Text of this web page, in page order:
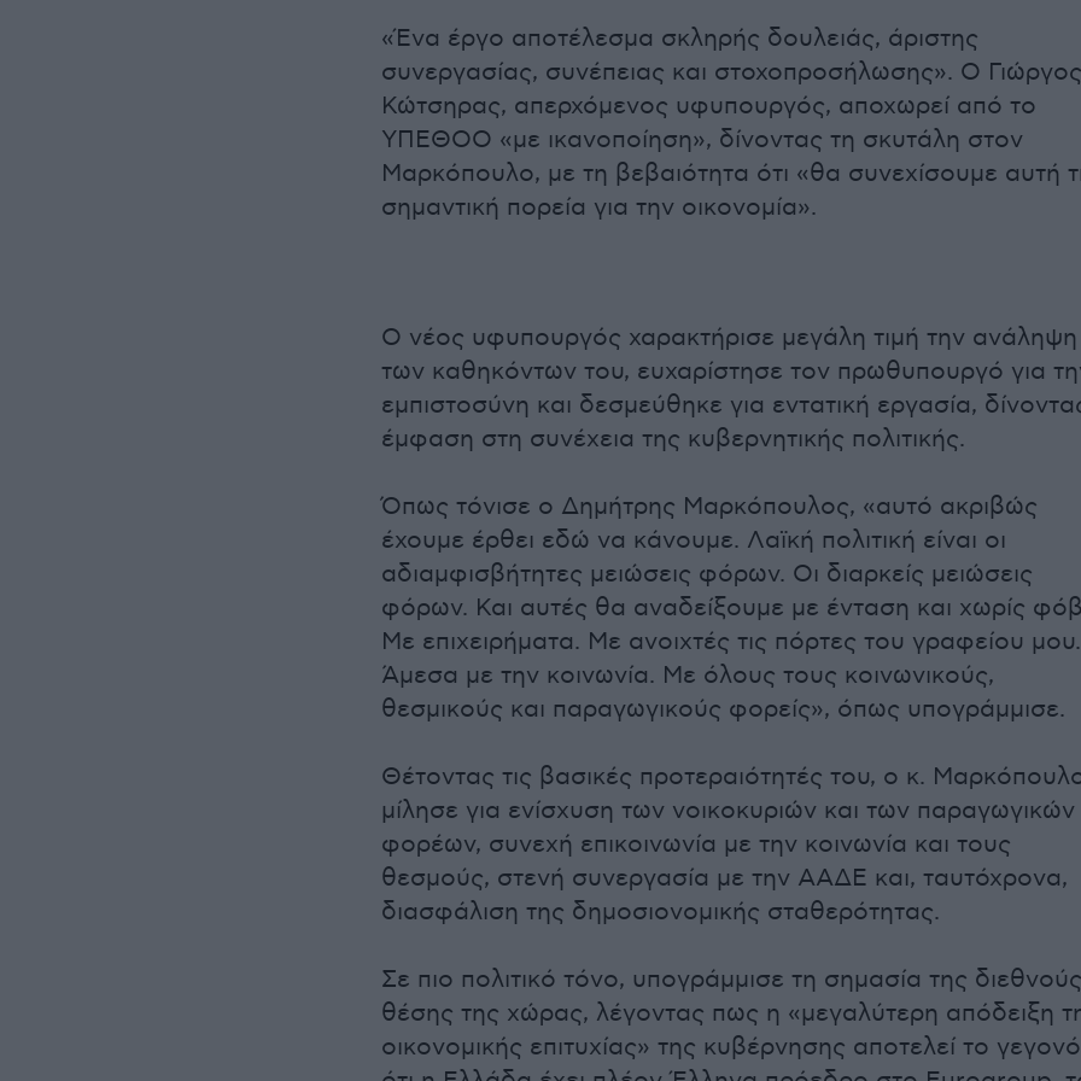
«Ένα έργο αποτέλεσμα σκληρής δουλειάς, άριστης
συνεργασίας, συνέπειας και στοχοπροσήλωσης». Ο Γιώργος
Κώτσηρας, απερχόμενος υφυπουργός, αποχωρεί από το
ΥΠΕΘΟΟ «με ικανοποίηση», δίνοντας τη σκυτάλη στον
Μαρκόπουλο, με τη βεβαιότητα ότι «θα συνεχίσουμε αυτή
σημαντική πορεία για την οικονομία».
Ο νέος υφυπουργός χαρακτήρισε μεγάλη τιμή την ανάληψη
των καθηκόντων του, ευχαρίστησε τον πρωθυπουργό για
εμπιστοσύνη και δεσμεύθηκε για εντατική εργασία,
έμφαση στη συνέχεια της κυβερνητικής πολιτικής.
Όπως τόνισε ο Δημήτρης Μαρκόπουλος, «αυτό ακριβώς
έχουμε έρθει εδώ να κάνουμε. Λαϊκή πολιτική είναι οι
αδιαμφισβήτητες μειώσεις φόρων. Οι διαρκείς μειώσεις
φόρων. Και αυτές θα αναδείξουμε με ένταση και χωρίς
Με επιχειρήματα. Με ανοιχτές τις πόρτες του γραφείου μου.
Άμεσα με την κοινωνία. Με όλους τους κοινωνικούς,
θεσμικούς και παραγωγικούς φορείς», όπως υπογράμμισε.
Θέτοντας τις βασικές προτεραιότητές του, ο κ.
μίλησε για ενίσχυση των νοικοκυριών και των παραγωγικών
φορέων, συνεχή επικοινωνία με την κοινωνία και τους
θεσμούς, στενή συνεργασία με την ΑΑΔΕ και, ταυτόχρονα,
διασφάλιση της δημοσιονομικής σταθερότητας.
Σε πιο πολιτικό τόνο, υπογράμμισε τη σημασία της διεθνούς
θέσης της χώρας, λέγοντας πως η «μεγαλύτερη απόδειξη
οικονομικής επιτυχίας» της κυβέρνησης αποτελεί το